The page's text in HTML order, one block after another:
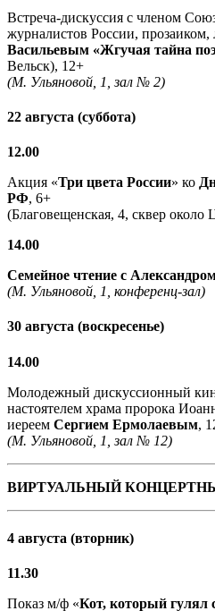
Встреча-дискуссия с членом
журналистов России, прозаиком,
Васильевым «Жгучая тайна
Вельск), 12+
(М. Ульяновой, 1, зал № 2)
22 августа (суббота)
12.00
Акция «Три цвета России» ко
РФ, 6+
(Благовещенская, 4, сквер
14.00
Семейное чтение с
(М. Ульяновой, 1, конференц-зал)
30 августа (воскресенье)
14.00
Молодежный дискуссионный
настоятелем храма пророка
иереем Сергием Ермолаевым,
(М. Ульяновой, 1, зал № 12)
ВИРТУАЛЬНЫЙ
4 августа (вторник)
11.30
Показ м/ф «Кот, который гулял